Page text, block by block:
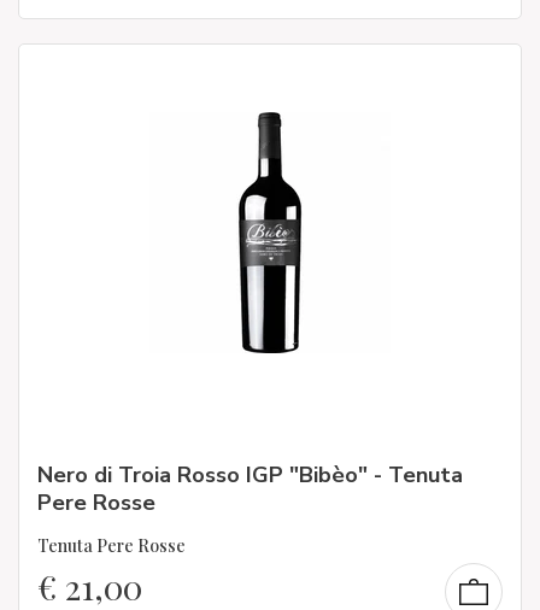
Nero di Troia Rosso IGP "Bibèo" - Tenuta
Pere Rosse
Tenuta Pere Rosse
€ 21,00